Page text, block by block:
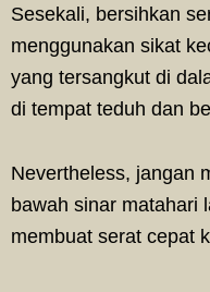
Sesekali, bersihkan
menggunakan sikat
yang tersangkut di
di tempat teduh dan
Nevertheless, jangan
bawah sinar matahari
membuat serat cepat